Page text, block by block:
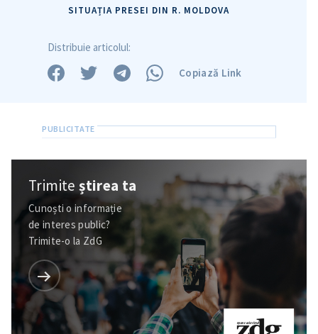
SITUAȚIA PRESEI DIN R. MOLDOVA
Distribuie articolul:
Copiază Link
Trimiteștirea ta
Cunoști o informație
de interes public?
Trimite-o la ZdG